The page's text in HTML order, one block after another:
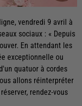
vendredi 9 avril à
sociaux : « Depuis
En attendant les
exceptionnelle ou
quatuor à cordes
allons réinterpréter
rendez-vous